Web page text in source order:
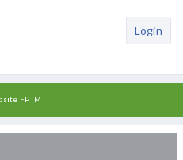
FPTM
Login